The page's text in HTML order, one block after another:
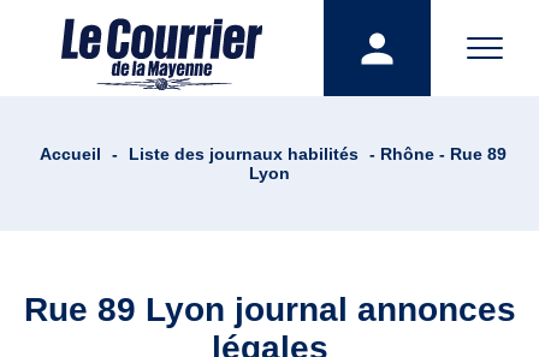
Accueil - Liste des journaux habilités - Rhône - Rue 89
Lyon
Rue 89 Lyon journal annonces
légales